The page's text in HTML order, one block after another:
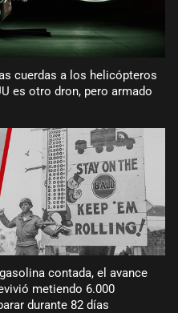
cuerdas a los helicópteros
es otro dron, pero armado
contada, el avance
metiendo 6.000
durante 82 días